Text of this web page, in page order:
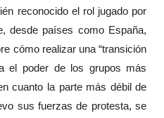
reconocido el rol jugado por
desde países como España,
cómo realizar una “transición
el poder de los grupos más
cuanto la parte más débil de
sus fuerzas de protesta, se